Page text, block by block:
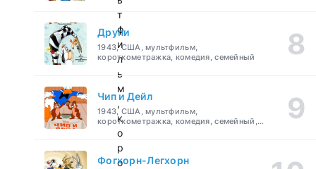
т
ф
и
л
ь
м
,
к
о
р
о
Друпи
1943, США, мультфильм,
короткометражка, комедия, семейный
Чип и Дейл
1943, США, мультфильм,
короткометражка, комедия, семейный,
детский
Фогхорн-Легхорн